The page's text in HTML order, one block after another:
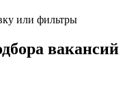
или фильтры
вакансий